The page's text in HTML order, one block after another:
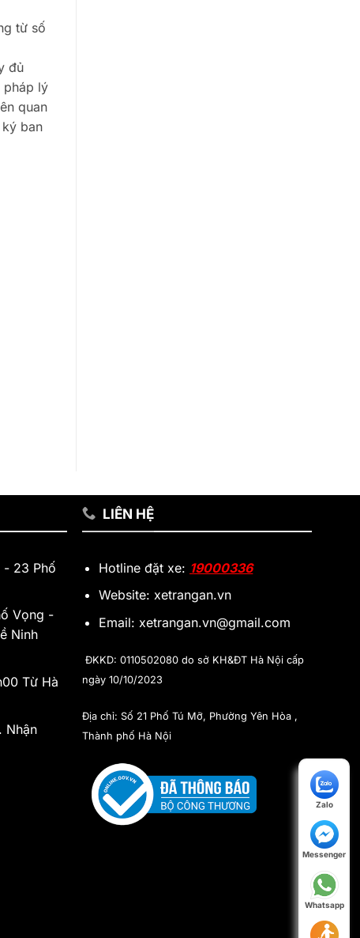
từ số
đủ
pháp lý
quan
ban
- 23 Phố
Vọng -
Ninh
Từ Hà
Nhận
LIÊN HỆ
Hotline đặt xe: 19000336
Website: xetrangan.vn
Email: xetrangan.vn@gmail.com
ĐKKD: 0110502080 do sở KH&ĐT Hà Nội cấp
ngày 10/10/2023
Địa chỉ: Số 21 Phố Tú Mỡ, Phường Yên Hòa ,
Thành phố Hà Nội
Zalo
Messenger
Whatsapp